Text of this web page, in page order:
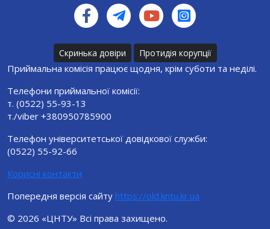
Скринька довіри Протидія корупції
Приймальна комісія працює щодня, крім суботи та неділі.
Телефони приймальної комісії:
т. (0522) 55-93-13
т./viber +380950785900
Телефон університетської довідкової служби:
(0522) 55-92-66
Корисні контакти
Попередня версія сайту https://old.kntu.kr.ua
© 2026 «ЦНТУ» Всі права захищено.